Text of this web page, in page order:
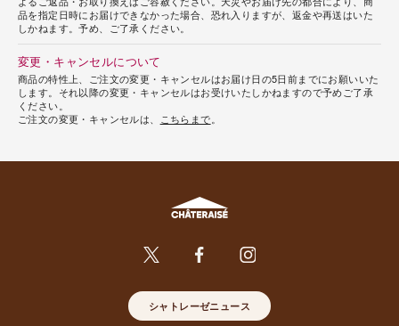
品を指定日時にお届けできなかった場合、恐れ入りますが、返金や再送はいた
しかねます。予め、ご了承ください。
変更・キャンセルについて
商品の特性上、ご注文の変更・キャンセルはお届け日の5日前までにお願いいた
します。それ以降の変更・キャンセルはお受けいたしかねますので予めご了承
ください。
ご注文の変更・キャンセルは、
こちらまで
シャトレーゼニュース